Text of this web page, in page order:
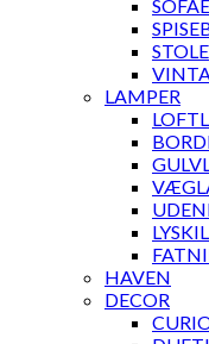
STOLE
LAMPER
HAVEN
DECOR